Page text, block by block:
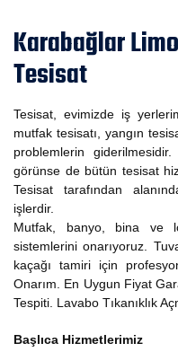
Karabağlar
Tesisat
Tesisat, evimizde iş
mutfak tesisatı, yangın
problemlerin
görünse de bütün tesisat
Tesisat tarafından
işlerdir.
Mutfak, banyo, bina ve
sistemlerini onarıyoruz.
kaçağı tamiri için
Onarım. En Uygun Fiyat
Tespiti. Lavabo Tıkanıklık
Başlıca Hizmetlerimiz